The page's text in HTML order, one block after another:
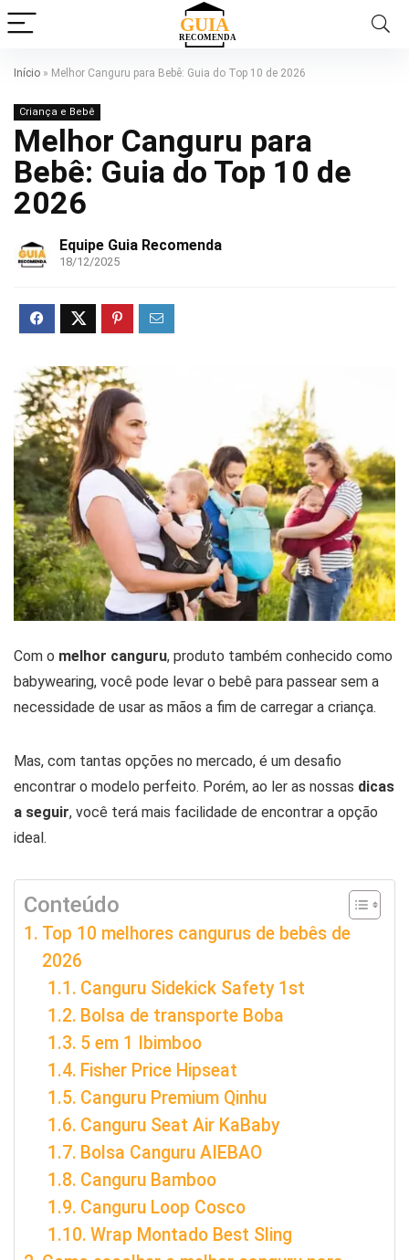
Início » Melhor Canguru para Bebê: Guia do Top 10 de 2026
Criança e Bebê
Melhor Canguru para
Bebê: Guia do Top 10 de
2026
Equipe Guia Recomenda
18/12/2025
Com o melhor canguru, produto também conhecido como
babywearing, você pode levar o bebê para passear sem a
necessidade de usar as mãos a fim de carregar a criança.
Mas, com tantas opções no mercado, é um desafio
encontrar o modelo perfeito. Porém, ao ler as nossas dicas
a seguir, você terá mais facilidade de encontrar a opção
ideal.
Conteúdo
Top 10 melhores cangurus de bebês de
2026
Canguru Sidekick Safety 1st
Bolsa de transporte Boba
5 em 1 Ibimboo
Fisher Price Hipseat
Canguru Premium Qinhu
Canguru Seat Air KaBaby
Bolsa Canguru AIEBAO
Canguru Bamboo
Canguru Loop Cosco
Wrap Montado Best Sling